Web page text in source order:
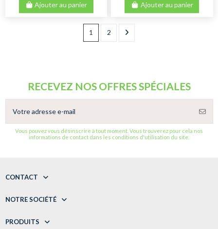
Ajouter au panier Ajouter au panier
1 2
RECEVEZ NOS OFFRES SPÉCIALES
Vous pouvez vous désinscrire à tout moment. Vous trouverez pour cela nos
informations de contact dans les conditions d'utilisation du site.
CONTACT
NOTRE SOCIÉTÉ
PRODUITS